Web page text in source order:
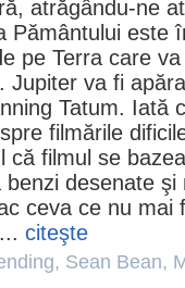
atrăgându-ne
Pământului este
pe Terra care
Jupiter va fi
Tatum. Iată
filmările
că filmul se
desenate
ceva ce nu mai
citeşte
, Sean Bean,